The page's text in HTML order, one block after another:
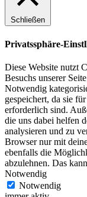
Schließen
Privatssphäre-
Diese Website nutzt
Besuchs unserer
Notwendig
gespeichert, da sie
erforderlich sind.
die uns dabei helfen
analysieren und zu
Browser nur mit
ebenfalls die
abzulehnen. Das
Notwendig
Notwendig